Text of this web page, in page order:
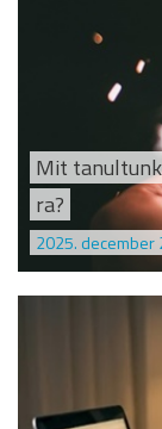
Mit
ra?
2025. december